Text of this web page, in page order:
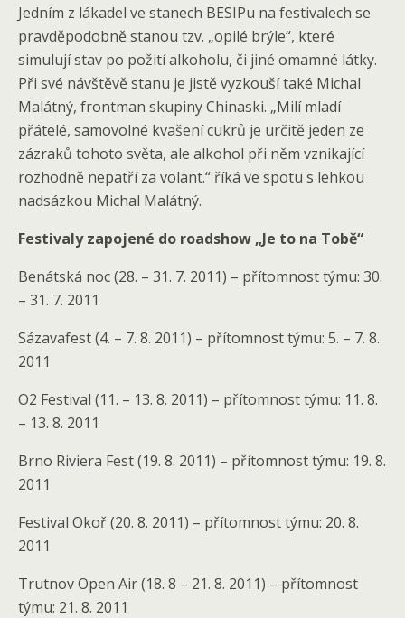
Jedním z lákadel ve stanech BESIPu na festivalech se
pravděpodobně stanou tzv. „opilé brýle“, které
simulují stav po požití alkoholu, či jiné omamné látky.
Při své návštěvě stanu je jistě vyzkouší také Michal
Malátný, frontman skupiny Chinaski. „Milí mladí
přátelé, samovolné kvašení cukrů je určitě jeden ze
zázraků tohoto světa, ale alkohol při něm vznikající
rozhodně nepatří za volant.“ říká ve spotu s lehkou
nadsázkou Michal Malátný.
Festivaly zapojené do roadshow „Je to na Tobě“
Benátská noc (28. – 31. 7. 2011) – přítomnost týmu: 30.
– 31. 7. 2011
Sázavafest (4. – 7. 8. 2011) – přítomnost týmu: 5. – 7. 8.
2011
O2 Festival (11. – 13. 8. 2011) – přítomnost týmu: 11. 8.
– 13. 8. 2011
Brno Riviera Fest (19. 8. 2011) – přítomnost týmu: 19. 8.
2011
Festival Okoř (20. 8. 2011) – přítomnost týmu: 20. 8.
2011
Trutnov Open Air (18. 8 – 21. 8. 2011) – přítomnost
týmu: 21. 8. 2011